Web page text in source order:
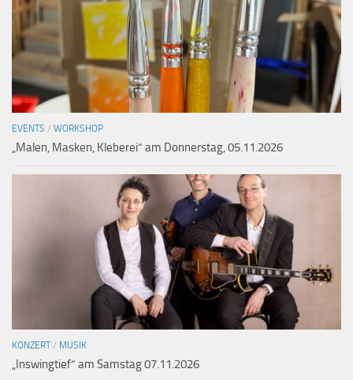
EVENTS / WORKSHOP
„Malen, Masken, Kleberei“ am Donnerstag, 05.11.2026
KONZERT/ MUSIK
„Inswingtief“ am Samstag 07.11.2026